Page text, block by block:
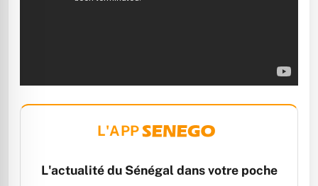
L'APP
L'actualité du Sénégal dans votre poche